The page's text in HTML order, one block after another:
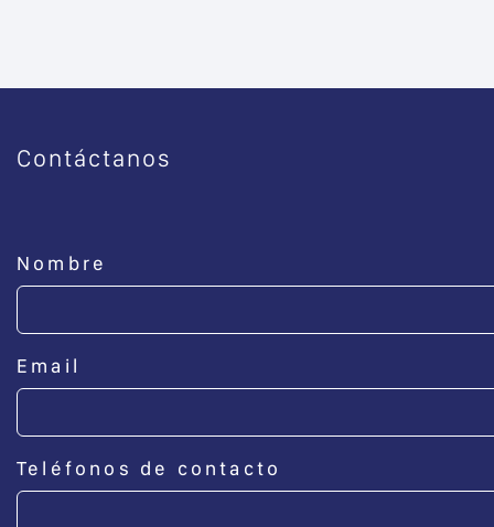
Contáctanos
Nombre
Email
Teléfonos de contacto